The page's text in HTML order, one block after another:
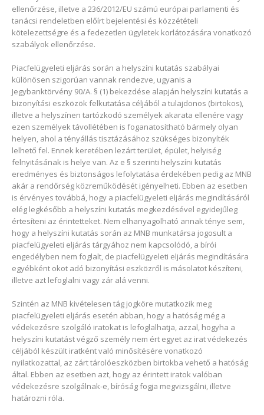
ellenőrzése, illetve a 236/2012/EU számú európai parlamenti és
tanácsi rendeletben előírt bejelentési és közzétételi
kötelezettségre és a fedezetlen ügyletek korlátozására vonatkozó
szabályok ellenőrzése.
Piacfelügyeleti eljárás során a helyszíni kutatás szabályai
különösen szigorúan vannak rendezve, ugyanis a
Jegybanktörvény 90/A. § (1) bekezdése alapján helyszíni kutatás a
bizonyítási eszközök felkutatása céljából a tulajdonos (birtokos),
illetve a helyszínen tartózkodó személyek akarata ellenére vagy
ezen személyek távollétében is foganatosítható bármely olyan
helyen, ahol a tényállás tisztázásához szükséges bizonyíték
lelhető fel. Ennek keretében lezárt terület, épület, helyiség
felnyitásának is helye van. Az e § szerinti helyszíni kutatás
eredményes és biztonságos lefolytatása érdekében pedig az MNB
akár a rendőrség közreműködését igényelheti. Ebben az esetben
is érvényes továbbá, hogy a piacfelügyeleti eljárás megindításáról
elég legkésőbb a helyszíni kutatás megkezdésével egyidejűleg
értesíteni az érintetteket. Nem elhanyagolható annak ténye sem,
hogy a helyszíni kutatás során az MNB munkatársa jogosult a
piacfelügyeleti eljárás tárgyához nem kapcsolódó, a bírói
engedélyben nem foglalt, de piacfelügyeleti eljárás megindítására
egyébként okot adó bizonyítási eszközről is másolatot készíteni,
illetve azt lefoglalni vagy zár alá venni.
Szintén az MNB kivételesen tág jogköre mutatkozik meg
piacfelügyeleti eljárás esetén abban, hogy a hatóság még a
védekezésre szolgáló iratokat is lefoglalhatja, azzal, hogyha a
helyszíni kutatást végző személy nem ért egyet az irat védekezés
céljából készült iratként való minősítésére vonatkozó
nyilatkozattal, az zárt tárolóeszközben birtokba vehető a hatóság
által. Ebben az esetben azt, hogy az érintett iratok valóban
védekezésre szolgálnak-e, bíróság fogja megvizsgálni, illetve
határozni róla.